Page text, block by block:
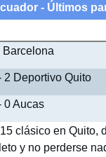
- Últimos
Barcelona
2 Deportivo Quito
0 Aucas
clásico en
y no perderse